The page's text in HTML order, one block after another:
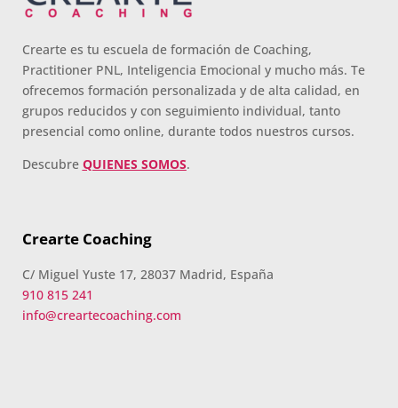
Crearte es tu escuela de formación de Coaching,
Practitioner PNL, Inteligencia Emocional y mucho más. Te
ofrecemos formación personalizada y de alta calidad, en
grupos reducidos y con seguimiento individual, tanto
presencial como online, durante todos nuestros cursos.
Descubre QUIENES SOMOS.
Crearte Coaching
C/ Miguel Yuste 17, 28037 Madrid, España
910 815 241
info@creartecoaching.com